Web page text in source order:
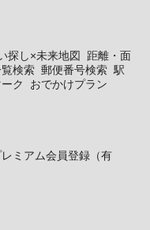
探し×未来地図
距離・面
検索 郵便番号検索 駅
ク おでかけプラン
ミアム会員登録（有